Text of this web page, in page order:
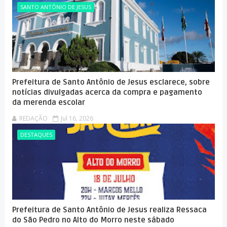
SANTO ANTÔNIO DE JESUS
Prefeitura de Santo Antônio de Jesus esclarece, sobre
notícias divulgadas acerca da compra e pagamento
da merenda escolar
REDAÇÃO Jul 16, 2026
DESTAQUES
Prefeitura de Santo Antônio de Jesus realiza Ressaca
do São Pedro no Alto do Morro neste sábado